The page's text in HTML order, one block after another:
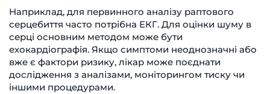
Наприклад, для первинного аналізу раптового
серцебиття часто потрібна ЕКГ. Для оцінки шуму в
серці основним методом може бути
ехокардіографія. Якщо симптоми неоднозначні або
вже є фактори ризику, лікар може поєднати
дослідження з аналізами, моніторингом тиску чи
іншими процедурами.